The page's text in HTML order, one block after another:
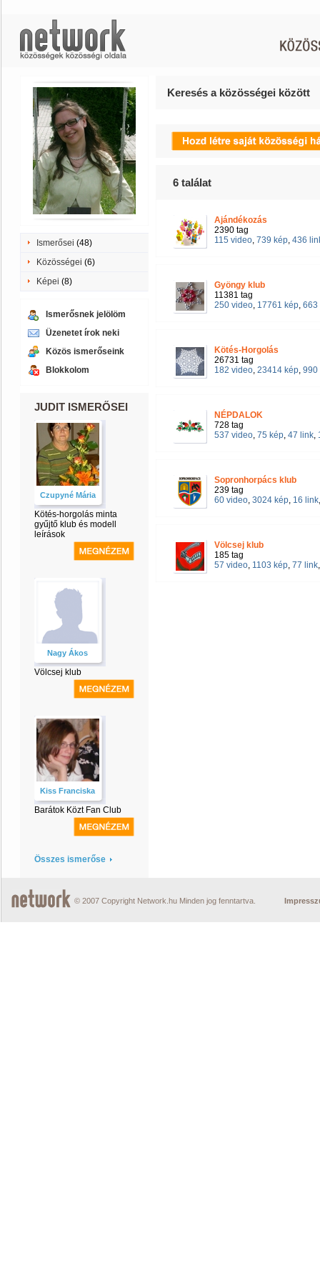
Ismerősei (48)
Közösségei (6)
Képei (8)
Ismerősnek jelölöm
Üzenetet írok neki
Közös ismerőseink
Blokkolom
JUDIT ISMERŐSEI
Czupyné Mária
Kötés-horgolás minta
gyűjtő klub és modell
leírások
Nagy Ákos
Völcsej klub
Kiss Franciska
Barátok Közt Fan Club
Összes ismerőse
Keresés a közösségei között
6 találat
Ajándékozás
2390 tag
115 video, 739 kép, 436
Gyöngy klub
11381 tag
250 video, 17761 kép, 663
Kötés-Horgolás
26731 tag
182 video, 23414 kép, 990
NÉPDALOK
728 tag
537 video, 75 kép, 47 link,
Sopronhorpács klub
239 tag
60 video, 3024 kép, 16 link
Völcsej klub
185 tag
57 video, 1103 kép, 77 link
© 2007 Copyright Network.hu Minden jog fenntartva.